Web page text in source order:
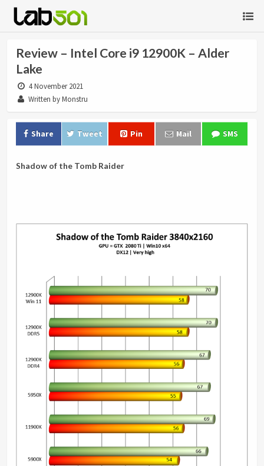
Review – Intel Core i9 12900K – Alder
Lake
4 November 2021
Written by Monstru
Share Tweet Pin Mail SMS
Shadow of the Tomb Raider